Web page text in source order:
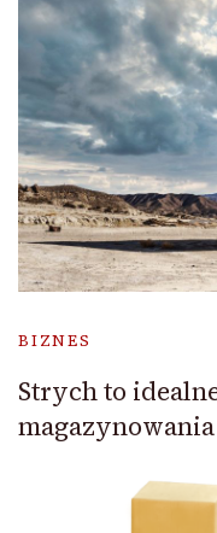
BIZNES
Strych to